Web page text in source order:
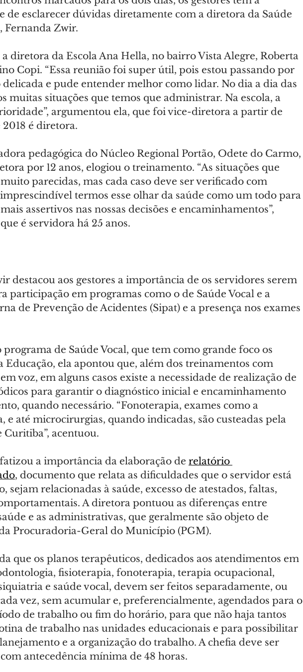
de esclarecer dúvidas diretamente com a diretora da Saúde
Fernanda Zwir.
a diretora da Escola Ana Hella, no bairro Vista Alegre, Roberta
Copi. “Essa reunião foi super útil, pois estou passando por
delicada e pude entender melhor como lidar. No dia a dia das
muitas situações que temos que administrar. Na escola, a
argumentou ela, que foi vice-diretora a partir de
2018 é diretora.
pedagógica do Núcleo Regional Portão, Odete do Carmo,
por 12 anos, elogiou o treinamento. “As situações que
parecidas, mas cada caso deve ser verificado com
termos esse olhar da saúde como um todo para
assertivos nas nossas decisões e encaminhamentos”,
é servidora há 25 anos.
destacou aos gestores a importância de os servidores serem
participação em programas como o de Saúde Vocal e a
de Prevenção de Acidentes (Sipat) e a presença nos exames
de Saúde Vocal, que tem como grande foco os
Educação, ela apontou que, além dos treinamentos com
voz, em alguns casos existe a necessidade de realização de
para garantir o diagnóstico inicial e encaminhamento
quando necessário. “Fonoterapia, exames como a
e até microcirurgias, quando indicadas, são custeadas pela
acentuou.
a importância da elaboração de relatório
, documento que relata as dificuldades que o servidor está
sejam relacionadas à saúde, excesso de atestados, faltas,
A diretora pontuou as diferenças entre
e as administrativas, que geralmente são objeto de
Procuradoria-Geral do Município (PGM).
que os planos terapêuticos, dedicados aos atendimentos em
fisioterapia, fonoterapia, terapia ocupacional,
e saúde vocal, devem ser feitos separadamente, ou
vez, sem acumular e, preferencialmente, agendados para o
de trabalho ou fim do horário, para que não haja tantos
de trabalho nas unidades educacionais e para possibilitar
e a organização do trabalho. A chefia deve ser
antecedência mínima de 48 horas.